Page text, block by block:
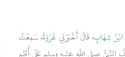
ابْنُ شِهَابٍ، قَالَ أَخْبَرَنِيعُرْوَةُ، سَمِعْتُ
صلى الله عليه وسلم عَلَى أُطُمٍ